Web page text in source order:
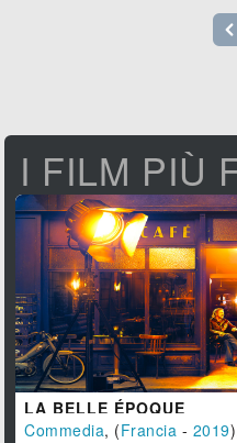
I FILM PIÙ
LA BELLE ÉPOQUE
Commedia, (Francia - 2019